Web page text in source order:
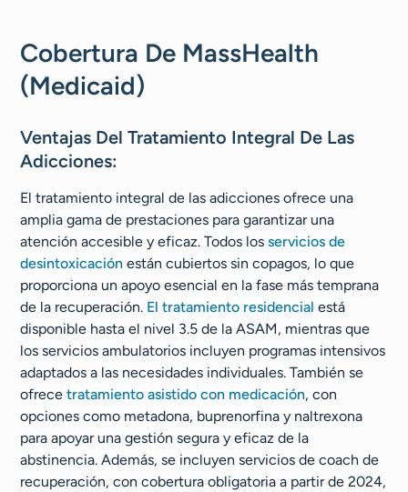
Cobertura De MassHealth
(Medicaid)
Ventajas Del Tratamiento Integral De Las
Adicciones:
El tratamiento integral de las adicciones ofrece una
amplia gama de prestaciones para garantizar una
atención accesible y eficaz. Todos losservicios de
desintoxicación están cubiertos sin copagos, lo que
proporciona un apoyo esencial en la fase más temprana
de la recuperación. El tratamiento residencial está
disponible hasta el nivel 3.5 de la ASAM, mientras que
los servicios ambulatorios incluyen programas intensivos
adaptados a las necesidades individuales. También se
ofrecetratamiento asistido con medicación, con
opciones como metadona, buprenorfina y naltrexona
para apoyar una gestión segura y eficaz de la
abstinencia. Además, se incluyen servicios de coach de
recuperación, con cobertura obligatoria a partir de 2024,